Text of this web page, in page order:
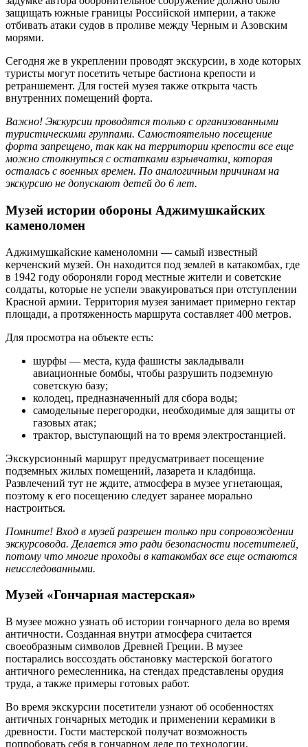
защищать южные границы Российской империи, а также
отбивать атаки судов в проливе между Черным и Азовским
морями.
Сегодня же в укреплении проводят экскурсии, в ходе которых
туристы могут посетить четыре бастиона крепости и
ретраншемент. Для гостей музея также открыта часть
внутренних помещений форта.
Важно! Экскурсии проводятся только с организованными
туристическими группами. Самостоятельно посещение
форта запрещено, так как на территории крепости все еще
можно столкнуться с остатками взрывчатки, которая
осталась с военных времен. По аналогичным причинам на
экскурсию не допускают детей до 6 лет.
Музей истории обороны Аджимушкайских
каменоломен
Аджимушкайские каменоломни — самый известный
керченский музей. Он находится под землей в катакомбах, где
в 1942 году обороняли город местные жители и советские
солдаты, которые не успели эвакуироваться при отступлении
Красной армии. Территория музея занимает примерно гектар
площади, а протяженность маршрута составляет 400 метров.
Для просмотра на объекте есть:
шурфы — места, куда фашисты закладывали
авиационные бомбы, чтобы разрушить подземную
советскую базу;
колодец, предназначенный для сбора воды;
самодельные перегородки, необходимые для защиты от
газовых атак;
трактор, выступающий на то время электростанцией.
Экскурсионный маршрут предусматривает посещение
подземных жилых помещений, лазарета и кладбища.
Развлечений тут не ждите, атмосфера в музее угнетающая,
поэтому к его посещению следует заранее морально
настроиться.
Помните! Вход в музей разрешен только при сопровождении
экскурсовода. Делается это ради безопасности посетителей,
потому что многие проходы в катакомбах все еще остаются
неисследованными.
Музей «Гончарная мастерская»
В музее можно узнать об истории гончарного дела во время
античности. Созданная внутри атмосфера считается
своеобразным символов Древней Греции. В музее
постарались воссоздать обстановку мастерской богатого
античного ремесленника, на стендах представлены орудия
труда, а также примеры готовых работ.
Во время экскурсии посетители узнают об особенностях
античных гончарных методик и применении керамики в
древности. Гости мастерской получат возможность
попробовать себя в гончарном деле по технологии,